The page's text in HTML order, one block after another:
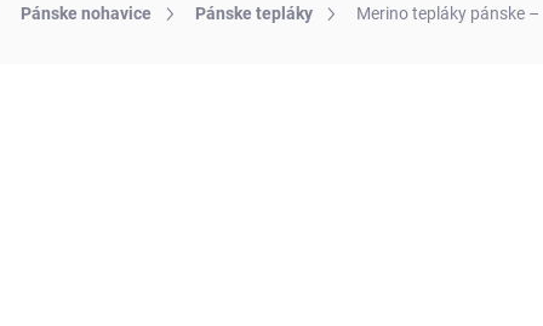
Pánske nohavice Pánske tepláky Merino tepláky pánske